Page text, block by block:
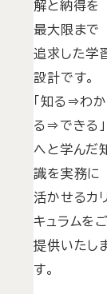
解と納得を
最大限まで
追求した学
設計です。
「知る⇒わか
る⇒できる」
へと学んだ
識を実務に
活かせるカ
キュラムを
提供いたし
す。